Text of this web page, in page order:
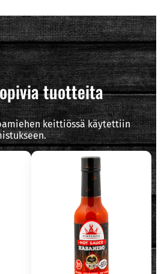
tuotteita
keittiössä käytettiin